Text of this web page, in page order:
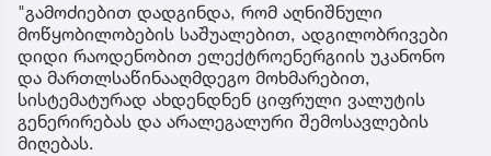
"გამოძიებით დადგინდა, რომ აღნიშნული
მოწყობილობების საშუალებით, ადგილობრივები
დიდი რაოდენობით ელექტროენერგიის უკანონო
და მართლსაწინააღმდეგო მოხმარებით,
სისტემატურად ახდენდნენ ციფრული ვალუტის
გენერირებას და არალეგალური შემოსავლების
მიღებას.